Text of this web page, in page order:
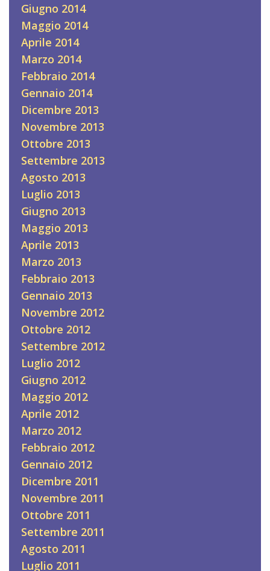
Giugno 2014
Maggio 2014
Aprile 2014
Marzo 2014
Febbraio 2014
Gennaio 2014
Dicembre 2013
Novembre 2013
Ottobre 2013
Settembre 2013
Agosto 2013
Luglio 2013
Giugno 2013
Maggio 2013
Aprile 2013
Marzo 2013
Febbraio 2013
Gennaio 2013
Novembre 2012
Ottobre 2012
Settembre 2012
Luglio 2012
Giugno 2012
Maggio 2012
Aprile 2012
Marzo 2012
Febbraio 2012
Gennaio 2012
Dicembre 2011
Novembre 2011
Ottobre 2011
Settembre 2011
Agosto 2011
Luglio 2011